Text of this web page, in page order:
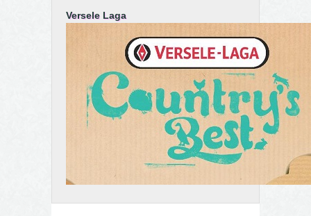
Versele Laga